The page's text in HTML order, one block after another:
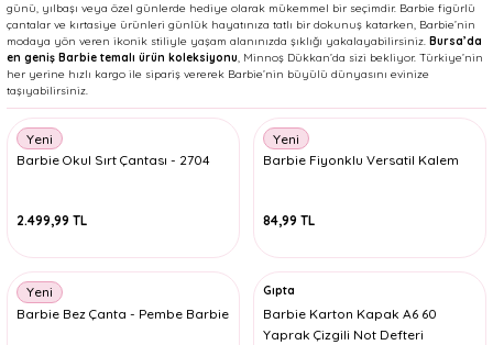
günü, yılbaşı veya özel günlerde hediye olarak mükemmel bir seçimdir. Barbie figürlü
çantalar ve kırtasiye ürünleri günlük hayatınıza tatlı bir dokunuş katarken, Barbie’nin
modaya yön veren ikonik stiliyle yaşam alanınızda şıklığı yakalayabilirsiniz. Bursa’da
en geniş Barbie temalı ürün koleksiyonu, Minnoş Dükkan’da sizi bekliyor. Türkiye’nin
her yerine hızlı kargo ile sipariş vererek Barbie’nin büyülü dünyasını evinize
taşıyabilirsiniz.
Yeni
Barbie Okul Sırt Çantası - 2704
2.499,99 TL
Yeni
Barbie Fiyonklu Versatil Kalem
84,99 TL
Yeni
Barbie Bez Çanta - Pembe Barbie
Gıpta
Barbie Karton Kapak A6 60
Yaprak Çizgili Not Defteri